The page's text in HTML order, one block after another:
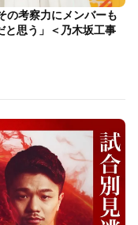
の考察力にメンバーも
思う」＜乃木坂工事